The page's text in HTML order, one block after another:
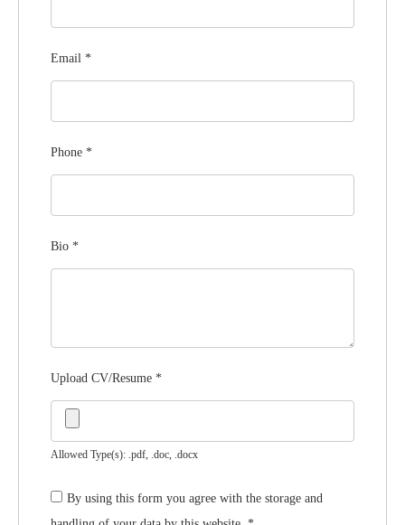
Email *
Phone *
Bio *
Upload CV/Resume *
Allowed Type(s): .pdf, .doc, .docx
By using this form you agree with the storage and